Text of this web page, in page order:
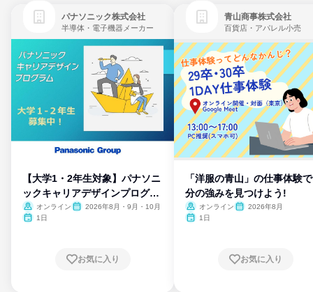
パナソニック株式会社
半導体・電子機器メーカー
【大学1・2年生対象】パナソニ
ックキャリアデザインプログラ
ム
オンライン
2026年8月・9月・10月
1日
お気に入り
青山商事株式会社
百貨店・アパレル小売
「洋服の青山」の仕事体験
分の強みを見つけよう!
オンライン
2026年8月
1日
お気に入り